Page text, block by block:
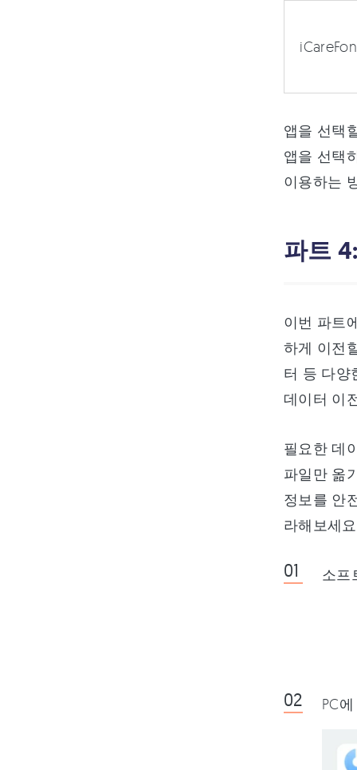
앱을 선택
앱을 선택
이용하는
파트
이번 파트
하게 이전
터 등 다양
데이터 이
필요한 데
파일만 옮
정보를 안
라해보세요.
소프
PC